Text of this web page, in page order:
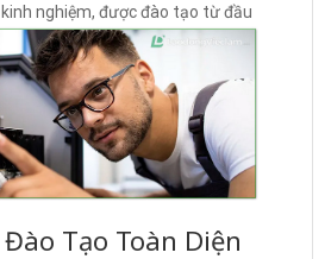
kinh nghiệm, được đào tạo từ đầu
Tạo Toàn Diện